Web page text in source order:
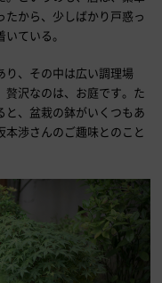
から、少しばかり戸惑っ
ている。
り、その中は広い調理場
贅沢なのは、お庭です。た
と、盆栽の鉢がいくつもあ
渉さんのご趣味とのこと